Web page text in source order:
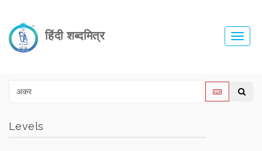
हिंदी शब्दमित्र
Levels